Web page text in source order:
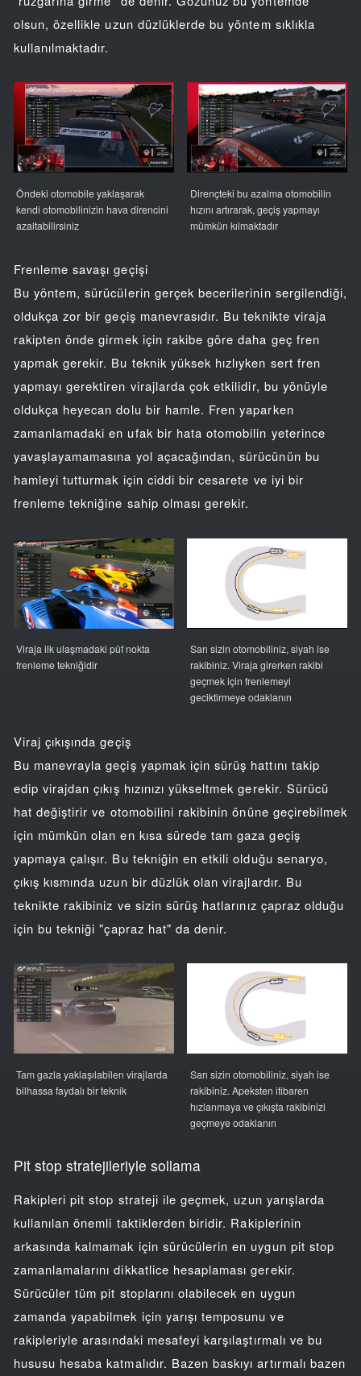
olsun, özellikle uzun düzlüklerde bu yöntem sıklıkla
kullanılmaktadır.
Öndeki otomobile yaklaşarak
kendi otomobilinizin hava direncini
azaltabilirsiniz
Dirençteki bu azalma otomobilin
hızını artırarak, geçiş yapmayı
mümkün kılmaktadır
Frenleme savaşı geçişi
Bu yöntem, sürücülerin gerçek becerilerinin sergilendiği,
oldukça zor bir geçiş manevrasıdır. Bu teknikte viraja
rakipten önde girmek için rakibe göre daha geç fren
yapmak gerekir. Bu teknik yüksek hızlıyken sert fren
yapmayı gerektiren virajlarda çok etkilidir, bu yönüyle
oldukça heyecan dolu bir hamle. Fren yaparken
zamanlamadaki en ufak bir hata otomobilin yeterince
yavaşlayamamasına yol açacağından, sürücünün bu
hamleyi tutturmak için ciddi bir cesarete ve iyi bir
frenleme tekniğine sahip olması gerekir.
Viraja ilk ulaşmadaki püf nokta
frenleme tekniğidir
Sarı sizin otomobiliniz, siyah ise
rakibiniz. Viraja girerken rakibi
geçmek için frenlemeyi
geciktirmeye odaklanın
Viraj çıkışında geçiş
Bu manevrayla geçiş yapmak için sürüş hattını takip
edip virajdan çıkış hızınızı yükseltmek gerekir. Sürücü
hat değiştirir ve otomobilini rakibinin önüne geçirebilmek
için mümkün olan en kısa sürede tam gaza geçiş
yapmaya çalışır. Bu tekniğin en etkili olduğu senaryo,
çıkış kısmında uzun bir düzlük olan virajlardır. Bu
teknikte rakibiniz ve sizin sürüş hatlarınız çapraz olduğu
için bu tekniği "çapraz hat" da denir.
Tam gazla yaklaşılabilen virajlarda
bilhassa faydalı bir teknik
Sarı sizin otomobiliniz, siyah ise
rakibiniz. Apeksten itibaren
hızlanmaya ve çıkışta rakibinizi
geçmeye odaklanın
Pit stop stratejileriyle sollama
Rakipleri pit stop strateji ile geçmek, uzun yarışlarda
kullanılan önemli taktiklerden biridir. Rakiplerinin
arkasında kalmamak için sürücülerin en uygun pit stop
zamanlamalarını dikkatlice hesaplaması gerekir.
Sürücüler tüm pit stoplarını olabilecek en uygun
zamanda yapabilmek için yarışı temposunu ve
rakipleriyle arasındaki mesafeyi karşılaştırmalı ve bu
hususu hesaba katmalıdır. Bazen baskıyı artırmalı bazen